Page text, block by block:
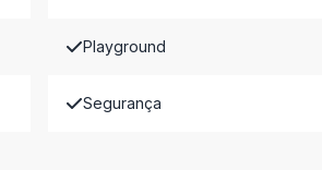
Playground
Segurança